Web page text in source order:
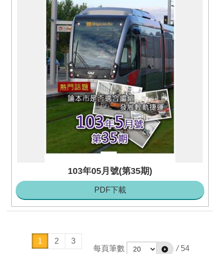
103年05月號(第35期)
PDF下載
1 2
3
每頁筆數
/ 54